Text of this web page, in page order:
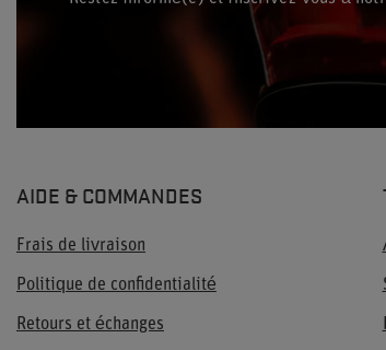
AIDE & COMMANDES
Frais de livraison
Politique de confidentialité
Retours et échanges